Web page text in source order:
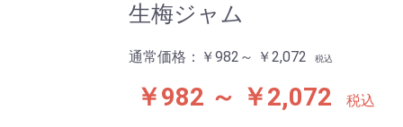
生梅ジャム
通常価格： ￥982～ ￥2,072 税込
￥982 ～ ￥2,072 税込